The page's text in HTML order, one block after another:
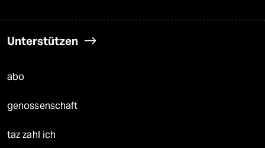
Unterstützen
abo
genossenschaft
taz zahl ich